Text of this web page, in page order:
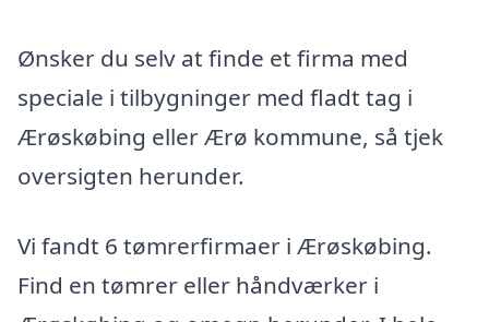
Ønsker du selv at finde et firma med
speciale i tilbygninger med fladt tag i
Ærøskøbing eller Ærø kommune, så tjek
oversigten herunder.
Vi fandt 6 tømrerfirmaer i Ærøskøbing.
Find en tømrer eller håndværker i